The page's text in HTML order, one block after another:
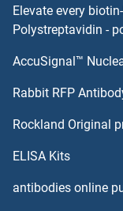
CSTF2 Anticorps
CSTF1 Anticorps
CTF18 Anticorps
Elevate every
Polystreptavidin -
AccuSignal™
Rabbit RFP
Rockland Original
ELISA Kits
antibodies online